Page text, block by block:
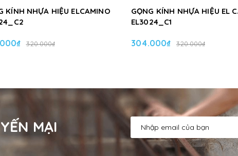
KÍNH NHỰA HIỆU ELCAMINO
320.000₫
GỌNG KÍNH NHỰA HIỆU EL
EL3024_C1
304.000₫ 320.000₫
MẠI